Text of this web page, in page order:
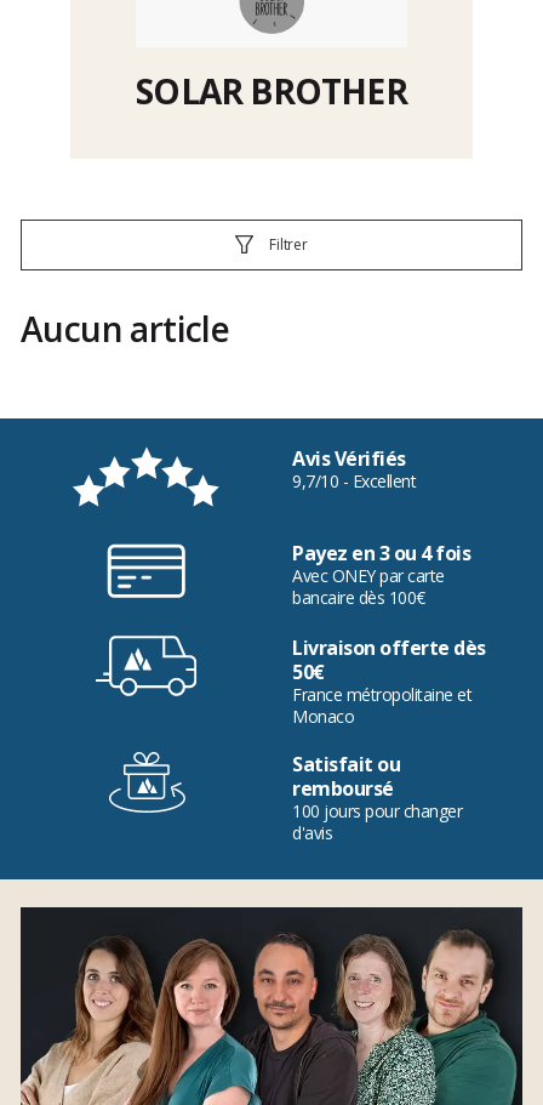
SOLAR BROTHER
Filtrer
Aucun article
Avis Vérifiés
9,7/10 - Excellent
Payez en 3 ou 4 fois
Avec ONEY par carte
bancaire dès 100€
Livraison offerte dès
50€
France métropolitaine et
Monaco
Satisfait ou
remboursé
100 jours pour changer
d'avis